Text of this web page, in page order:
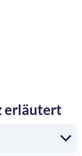
erläutert